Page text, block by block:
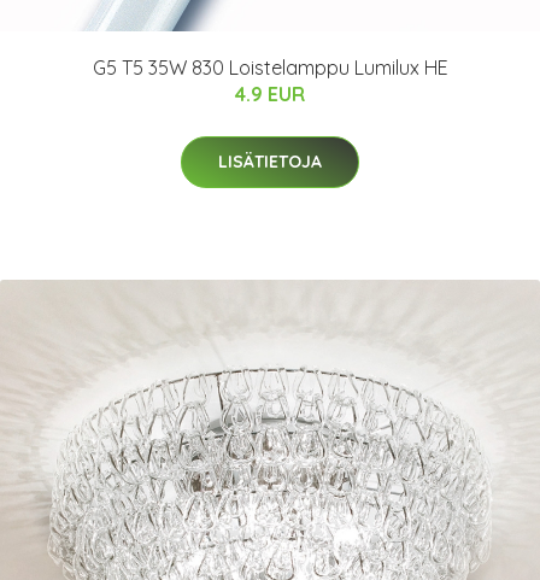
G5 T5 35W 830 Loistelamppu Lumilux HE
4.9 EUR
LISÄTIETOJA